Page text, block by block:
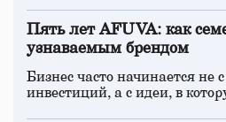
Пять лет AFUVA: как
узнаваемым брендом
Бизнес часто начинается не
инвестиций, а с идеи, в